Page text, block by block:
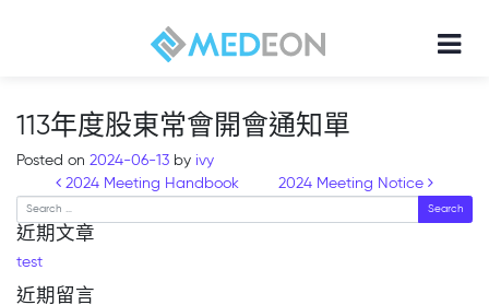
113年度股東常會開會通知單
Posted on 2024-06-13 by ivy
Post navigation
2024 Meeting Handbook
2024 Meeting Notice
Search
近期文章
test
近期留言